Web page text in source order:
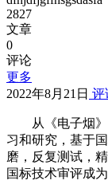
2827
文章
0
评论
更多
2022年8月21日 评
从《电子烟
习和研究，基于
磨，反复测试，
国标技术审评成